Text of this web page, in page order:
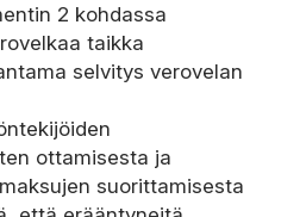
2 kohdassa
taikka
selvitys verovelan
ottamisesta ja
suorittamisesta